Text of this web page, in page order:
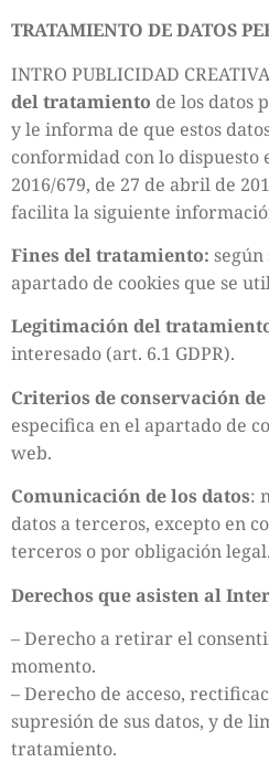
TRATAMIENTO DE DATOS
INTRO PUBLICIDAD
del tratamiento de los datos
y le informa de que estos
conformidad con lo dispuesto
2016/679, de 27 de abril de
facilita la siguiente
Fines del tratamiento: según
apartado de cookies que se
Legitimación del
interesado (art. 6.1 GDPR).
Criterios de conservación
especifica en el apartado de
web.
Comunicación de los datos:
datos a terceros, excepto en
terceros o por obligación legal.
Derechos que asisten al
– Derecho a retirar el
momento.
– Derecho de acceso,
supresión de sus datos, y de
tratamiento.